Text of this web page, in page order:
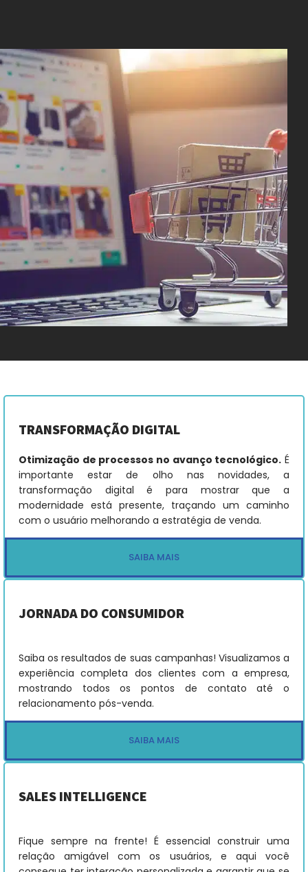
TRANSFORMAÇÃO DIGITAL
Otimização de processos no avanço tecnológico. É
importante estar de olho nas novidades, a
transformação digital é para mostrar que a
modernidade está presente, traçando um caminho
com o usuário melhorando a estratégia de venda.
SAIBA MAIS
JORNADA DO CONSUMIDOR
Saiba os resultados de suas campanhas! Visualizamos a
experiência completa dos clientes com a empresa,
mostrando todos os pontos de contato até o
relacionamento pós-venda.
SAIBA MAIS
SALES INTELLIGENCE
Fique sempre na frente! É essencial construir uma
relação amigável com os usuários, e aqui você